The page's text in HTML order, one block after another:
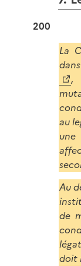
200
La
,
au
Au
de
doit